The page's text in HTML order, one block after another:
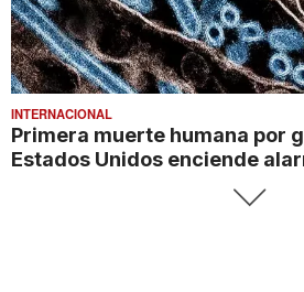
INTERNACIONAL
Primera muerte humana por
Estados Unidos enciende